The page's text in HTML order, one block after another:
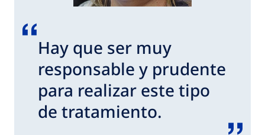
Hay que ser muy
responsable y prudente
para realizar este tipo
de tratamiento.